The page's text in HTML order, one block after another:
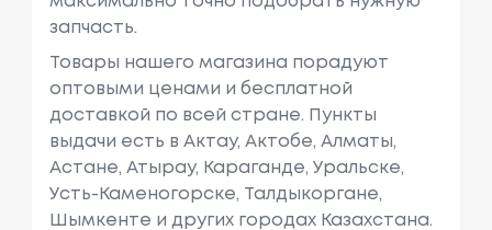
запчасть.
Товары нашего магазина порадуют
оптовыми ценами и бесплатной
доставкой по всей стране. Пункты
выдачи есть в Актау, Актобе, Алматы,
Астане, Атырау, Караганде, Уральске,
Усть-Каменогорске, Талдыкоргане,
Шымкенте и других городах Казахстана.